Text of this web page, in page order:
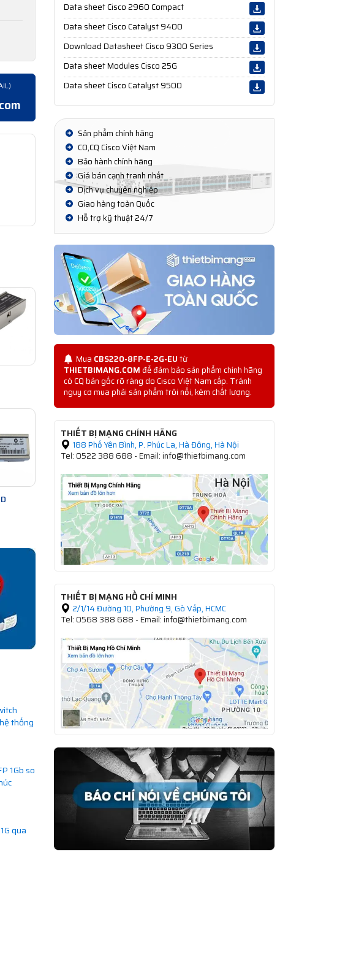
thống
1Gb so
qua
Data sheet Cisco 2960 Compact
Data sheet Cisco Catalyst 9400
Download Datasheet Cisco 9300 Series
Data sheet Modules Cisco 25G
Data sheet Cisco Catalyst 9500
Sản phẩm chính hãng
CO,CQ Cisco Việt Nam
Bảo hành chính hãng
Giá bán cạnh tranh nhất
Dịch vụ chuyên nghiệp
Giao hàng toàn Quốc
Hỗ trợ kỹ thuật 24/7
Mua CBS220-8FP-E-2G-EUtừ
THIETBIMANG.COMđể đảm bảo sản phẩm chính hãng
có CQ bản gốc rõ ràng do Cisco Việt Nam cấp. Tránh
nguy cơ mua phải sản phẩm trôi nổi, kém chất lượng.
THIẾT BỊ MẠNG CHÍNH HÃNG
188 Phố Yên Bình, P. Phúc La, Hà Đông, Hà Nội
Tel: 0522 388 688 - Email: info@thietbimang.com
THIẾT BỊ MẠNG HỒ CHÍ MINH
2/1/14 Đường 10, Phường 9, Gò Vấp, HCMC
Tel: 0568 388 688 - Email: info@thietbimang.com